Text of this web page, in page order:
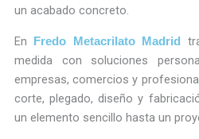
un acabado concreto.
En Fredo Metacrilato Madrid
medida con soluciones
empresas, comercios y
corte, plegado, diseño y
un elemento sencillo hasta un